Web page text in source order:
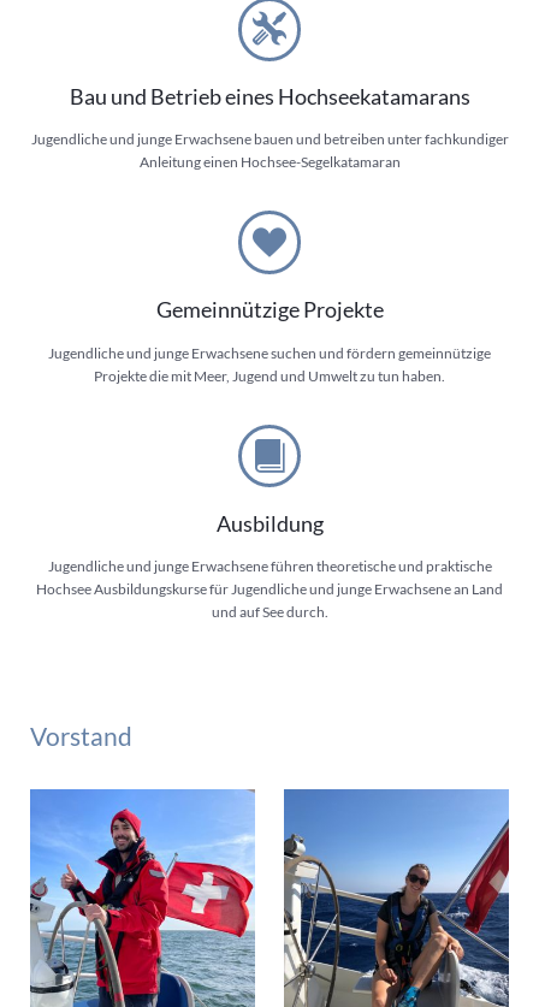
Bau und Betrieb eines Hochseekatamarans
Jugendliche und junge Erwachsene bauen und betreiben unter fachkundiger
Anleitung einen Hochsee-Segelkatamaran
Gemeinnützige Projekte
Jugendliche und junge Erwachsene suchen und fördern gemeinnützige
Projekte die mit Meer, Jugend und Umwelt zu tun haben.
Ausbildung
Jugendliche und junge Erwachsene führen theoretische und praktische
Hochsee Ausbildungskurse für Jugendliche und junge Erwachsene an Land
und auf See durch.
Vorstand